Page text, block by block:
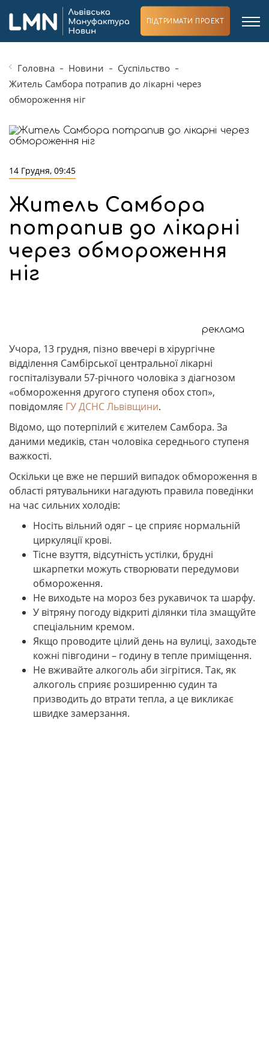
ПІДТРИМАТИ ПРОЕКТ
Головна Новини
Суспільство
Житель Самбора потрапив до лікарні через
обмороження ніг
14 Грудня, 09:45
Житель Самбора
потрапив до лікарні
через обмороження
ніг
реклама
Учора, 13 грудня, пізно ввечері в хірургічне
відділення Самбірської центральної лікарні
госпіталізували 57-річного чоловіка з діагнозом
«обмороження другого ступеня обох стоп»,
повідомляє ГУ ДСНС Львівщини.
Відомо, що потерпілий є жителем Самбора. За
даними медиків, стан чоловіка середнього ступеня
важкості.
Оскільки це вже не перший випадок обмороження в
області рятувальники нагадують правила поведінки
на час сильних холодів:
Носіть вільний одяг – це сприяє нормальній
циркуляції крові.
Тісне взуття, відсутність устілки, брудні
шкарпетки можуть створювати передумови
обмороження.
Не виходьте на мороз без рукавичок та шарфу.
У вітряну погоду відкриті ділянки тіла змащуйте
спеціальним кремом.
Якщо проводите цілий день на вулиці, заходьте
кожні півгодини – годину в тепле приміщення.
Не вживайте алкоголь аби зігрітися. Так, як
алкоголь сприяє розширенню судин та
призводить до втрати тепла, а це викликає
швидке замерзання.